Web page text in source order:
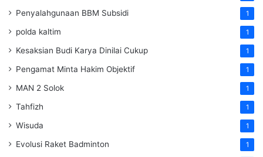
Penyalahgunaan BBM Subsidi 1
polda kaltim 1
Kesaksian Budi Karya Dinilai Cukup 1
Pengamat Minta Hakim Objektif 1
MAN 2 Solok 1
Tahfizh 1
Wisuda 1
Evolusi Raket Badminton 1